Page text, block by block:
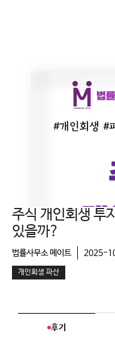
주식 개인회생 투
있을까?
법률사무소 메이트 2025-
개인회생 파산
후기